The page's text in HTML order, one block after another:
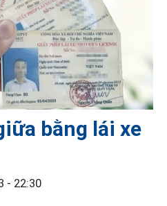
bằng lái xe
- 22:30